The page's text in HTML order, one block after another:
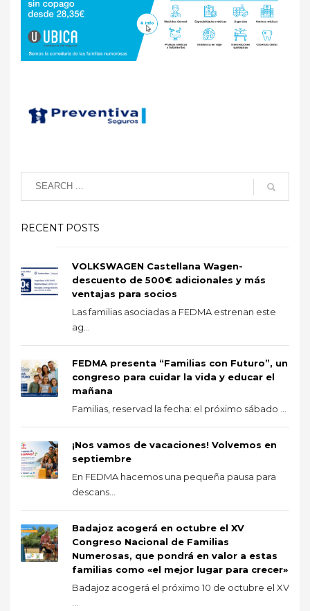
RECENT POSTS
VOLKSWAGEN Castellana Wagen-
descuento de 500€ adicionales y más
ventajas para socios
Las familias asociadas a FEDMA estrenan este
ag...
FEDMA presenta “Familias con Futuro”, un
congreso para cuidar la vida y educar el
mañana
Familias, reservad la fecha: el próximo sábado ...
¡Nos vamos de vacaciones! Volvemos en
septiembre
En FEDMA hacemos una pequeña pausa para
descans...
Badajoz acogerá en octubre el XV
Congreso Nacional de Familias
Numerosas, que pondrá en valor a estas
familias como «el mejor lugar para crecer»
Badajoz acogerá el próximo 10 de octubre el XV